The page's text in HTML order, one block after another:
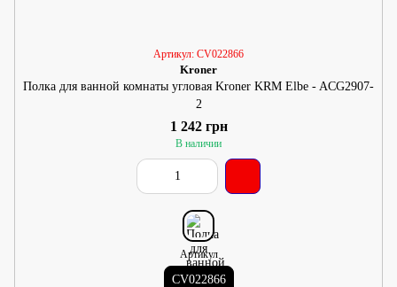
Артикул: CV022866
Kroner
Полка для ванной комнаты угловая Kroner KRM Elbe - ACG2907-
2
1 242 грн
В наличии
Артикул
CV022866